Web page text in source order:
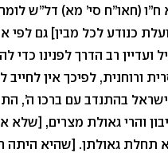
ח”ו (חאו”ח סי’ מא) דל”ש
כנודע לכל מבין] גם לפי
רב הדרך לפנינו כדי
ורוחנית, לפיכך אין לחייב
בהתנדב עם ברכו ה’,
והרי גאולת מצרים, [שלא
תחלת גאולתן. [שהיא היתה